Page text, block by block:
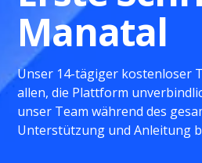
Manatal
Unser 14-tägiger kostenloser
allen, die Plattform
unser Team während des
Unterstützung und Anleitung